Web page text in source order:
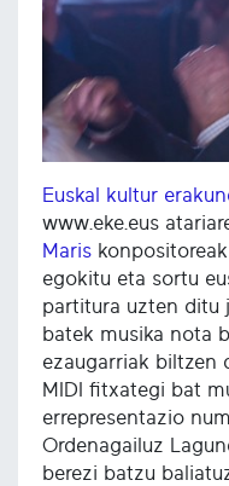
Euskal kultur
www.eke.eus
Maris
egokitu eta sortu
partitura uzten ditu
batek musika nota
ezaugarriak biltzen
MIDI fitxategi bat
errepresentazio
Ordenagailuz
berezi batzu